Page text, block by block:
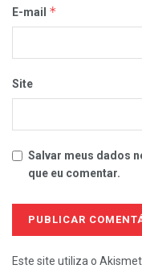
E-mail *
Site
Salvar meus dados
que eu comentar.
Este site utiliza o